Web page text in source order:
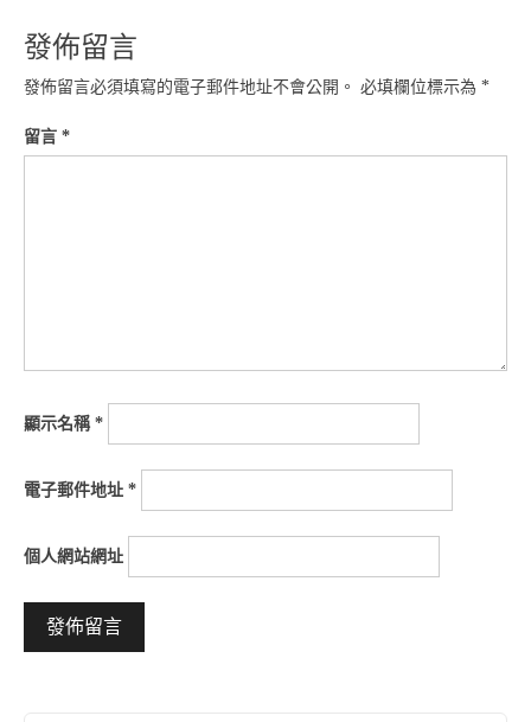
發佈留言
發佈留言必須填寫的電子郵件地址不會公開。 必填欄位標示為 *
留言 *
顯示名稱*
電子郵件地址 *
個人網站網址